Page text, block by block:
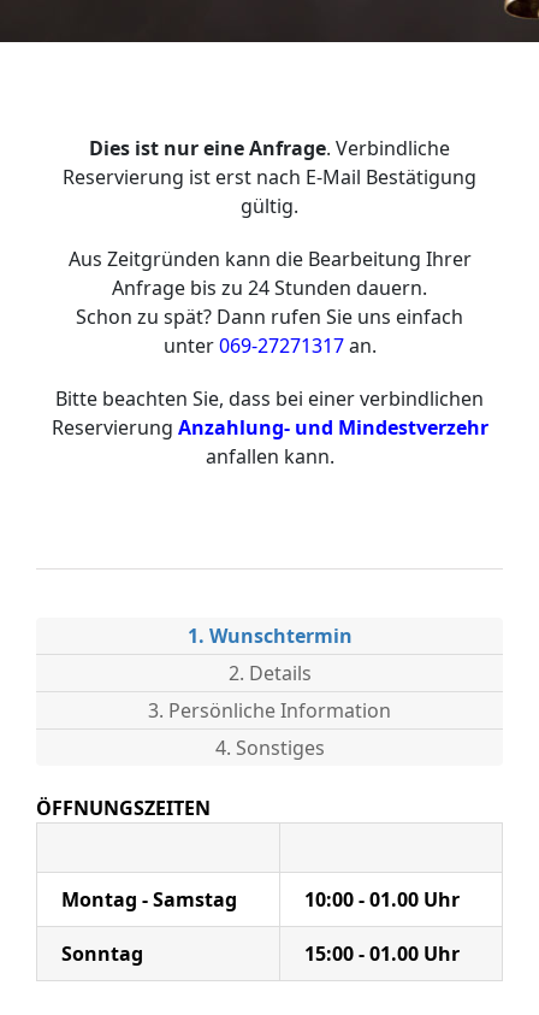
Dies ist nur eine Anfrage. Verbindliche
Reservierung ist erst nach E-Mail Bestätigung
gültig.
Aus Zeitgründen kann die Bearbeitung Ihrer
Anfrage bis zu 24 Stunden dauern.
Schon zu spät? Dann rufen Sie uns einfach
unter069-27271317an.
Bitte beachten Sie, dass bei einer verbindlichen
Reservierung Anzahlung- und Mindestverzehr
anfallen kann.
1. Wunschtermin
2. Details
3. Persönliche Information
4. Sonstiges
ÖFFNUNGSZEITEN
Montag - Samstag 10:00 - 01.00 Uhr
Sonntag 15:00 - 01.00 Uhr